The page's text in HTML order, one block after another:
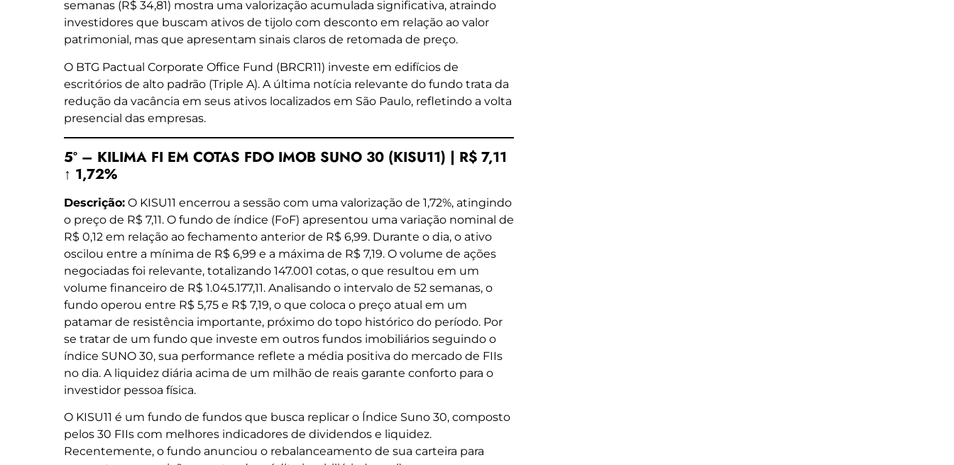
semanas (R$ 34,81) mostra uma valorização acumulada significativa, atraindo
investidores que buscam ativos de tijolo com desconto em relação ao valor
patrimonial, mas que apresentam sinais claros de retomada de preço.
O BTG Pactual Corporate Office Fund (BRCR11) investe em edifícios de
escritórios de alto padrão (Triple A). A última notícia relevante do fundo trata da
redução da vacância em seus ativos localizados em São Paulo, refletindo a volta
presencial das empresas.
5º – KILIMA FI EM COTAS FDO IMOB SUNO 30 (KISU11) | R$ 7,11
↑ 1,72%
Descrição: O KISU11 encerrou a sessão com uma valorização de 1,72%, atingindo
o preço de R$ 7,11. O fundo de índice (FoF) apresentou uma variação nominal de
R$ 0,12 em relação ao fechamento anterior de R$ 6,99. Durante o dia, o ativo
oscilou entre a mínima de R$ 6,99 e a máxima de R$ 7,19. O volume de ações
negociadas foi relevante, totalizando 147.001 cotas, o que resultou em um
volume financeiro de R$ 1.045.177,11. Analisando o intervalo de 52 semanas, o
fundo operou entre R$ 5,75 e R$ 7,19, o que coloca o preço atual em um
patamar de resistência importante, próximo do topo histórico do período. Por
se tratar de um fundo que investe em outros fundos imobiliários seguindo o
índice SUNO 30, sua performance reflete a média positiva do mercado de FIIs
no dia. A liquidez diária acima de um milhão de reais garante conforto para o
investidor pessoa física.
O KISU11 é um fundo de fundos que busca replicar o Índice Suno 30, composto
pelos 30 FIIs com melhores indicadores de dividendos e liquidez.
Recentemente, o fundo anunciou o rebalanceamento de sua carteira para